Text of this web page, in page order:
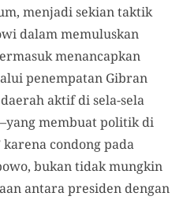
menjadi sekian taktik
dalam memuluskan
menancapkan
penempatan Gibran
aktif di sela-sela
membuat politik di
condong pada
bukan tidak mungkin
antara presiden dengan